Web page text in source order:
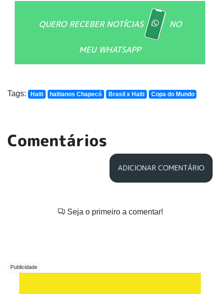
QUERO RECEBER NOTÍCIAS NO
MEU WHATSAPP
Tags: Haiti haitianos Chapecó Brasil x Haiti Copa do Mundo
Comentários
ADICIONAR COMENTÁRIO
Seja o primeiro a comentar!